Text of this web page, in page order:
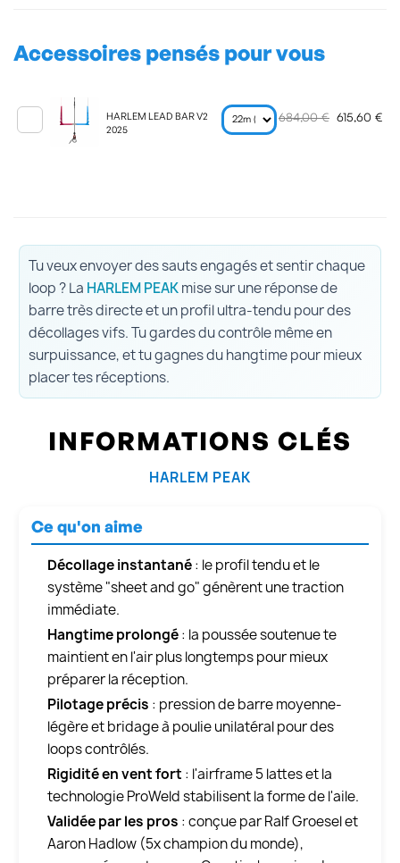
Accessoires pensés pour vous
HARLEM LEAD BAR V2
2025
684,00 € 615,60 €
Tu veux envoyer des sauts engagés et sentir chaque
loop ? La HARLEM PEAKmise sur une réponse de
barre très directe et un profil ultra-tendu pour des
décollages vifs. Tu gardes du contrôle même en
surpuissance, et tu gagnes du hangtime pour mieux
placer tes réceptions.
INFORMATIONS CLÉS
HARLEM PEAK
Ce qu'on aime
Décollage instantané: le profil tendu et le
système "sheet and go" génèrent une traction
immédiate.
Hangtime prolongé: la poussée soutenue te
maintient en l'air plus longtemps pour mieux
préparer la réception.
Pilotage précis : pression de barre moyenne-
légère et bridage à poulie unilatéral pour des
loops contrôlés.
Rigidité en vent fort : l'airframe 5 lattes et la
technologie ProWeld stabilisent la forme de l'aile.
Validée par les pros : conçue par Ralf Groesel et
Aaron Hadlow (5x champion du monde),